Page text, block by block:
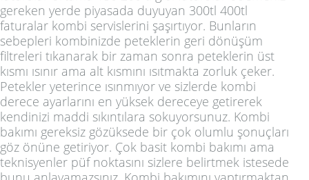
gereken yerde piyasada duyuyan 300tl 400tl
faturalar kombi servislerini şaşırtıyor. Bunların
sebepleri kombinizde peteklerin geri dönüşüm
filtreleri tıkanarak bir zaman sonra peteklerin üst
kısmı ısınır ama alt kısmını ısıtmakta zorluk çeker.
Petekler yeterince ısınmıyor ve sizlerde kombi
derece ayarlarını en yüksek dereceye getirerek
kendinizi maddi sıkıntılara sokuyorsunuz. Kombi
bakımı gereksiz gözüksede bir çok olumlu şonuçları
göz önüne getiriyor. Çok basit kombi bakımı ama
teknisyenler püf noktasını sizlere belirtmek istesede